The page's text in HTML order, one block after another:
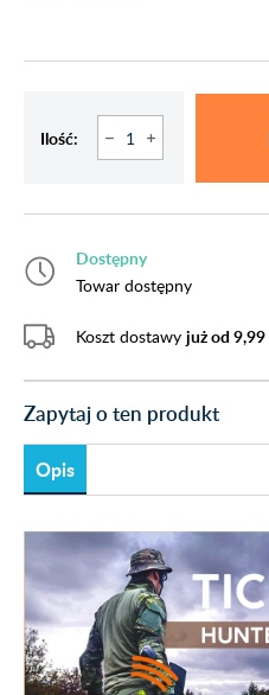
Ilość:
Dostępny
Towar dostępny
Koszt dostawy już od 9,99
Zapytaj o ten produkt
Opis